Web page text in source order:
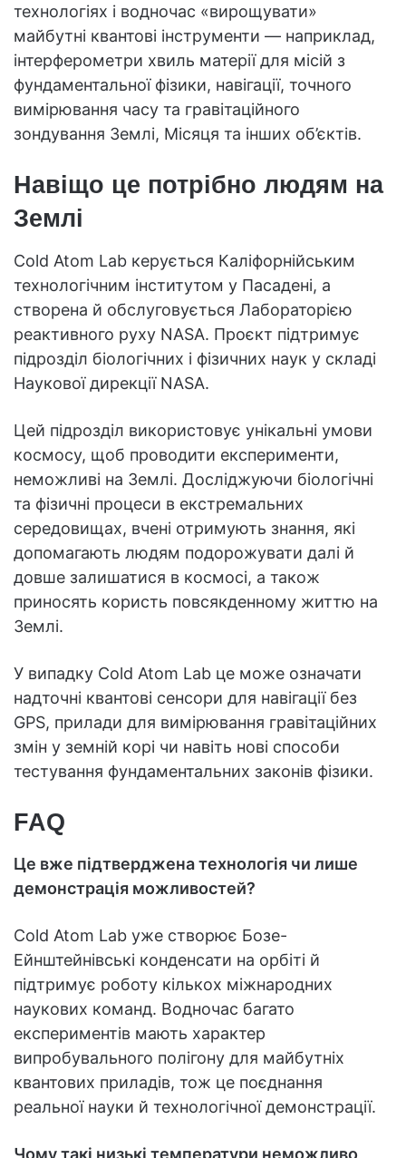
технологіях і водночас «вирощувати»
майбутні квантові інструменти — наприклад,
інтерферометри хвиль матерії для місій з
фундаментальної фізики, навігації, точного
вимірювання часу та гравітаційного
зондування Землі, Місяця та інших об’єктів.
Навіщо це потрібно людям на
Землі
Cold Atom Lab керується Каліфорнійським
технологічним інститутом у Пасадені, а
створена й обслуговується Лабораторією
реактивного руху NASA. Проєкт підтримує
підрозділ біологічних і фізичних наук у складі
Наукової дирекції NASA.
Цей підрозділ використовує унікальні умови
космосу, щоб проводити експерименти,
неможливі на Землі. Досліджуючи біологічні
та фізичні процеси в екстремальних
середовищах, вчені отримують знання, які
допомагають людям подорожувати далі й
довше залишатися в космосі, а також
приносять користь повсякденному життю на
Землі.
У випадку Cold Atom Lab це може означати
надточні квантові сенсори для навігації без
GPS, прилади для вимірювання гравітаційних
змін у земній корі чи навіть нові способи
тестування фундаментальних законів фізики.
FAQ
Це вже підтверджена технологія чи лише
демонстрація можливостей?
Cold Atom Lab уже створює Бозе-
Ейнштейнівські конденсати на орбіті й
підтримує роботу кількох міжнародних
наукових команд. Водночас багато
експериментів мають характер
випробувального полігону для майбутніх
квантових приладів, тож це поєднання
реальної науки й технологічної демонстрації.
Чому такі низькі температури неможливо